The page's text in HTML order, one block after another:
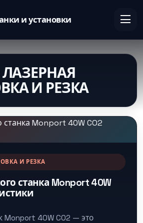
и установки
ЛАЗЕРНАЯ
И РЕЗКА
И РЕЗКА
станка Monport 40W
Monport 40W CO2 — это